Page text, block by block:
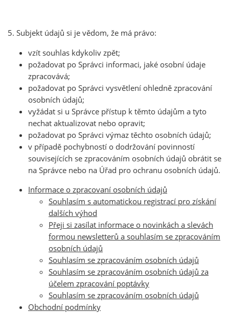
5. Subjekt údajů si je vědom, že má právo:
vzít souhlas kdykoliv zpět;
požadovat po Správci informaci, jaké osobní údaje
zpracovává;
požadovat po Správci vysvětlení ohledně zpracování
osobních údajů;
vyžádat si u Správce přístup k těmto údajům a tyto
nechat aktualizovat nebo opravit;
požadovat po Správci výmaz těchto osobních údajů;
v případě pochybností o dodržování povinností
souvisejících se zpracováním osobních údajů obrátit se
na Správce nebo na Úřad pro ochranu osobních údajů.
Informace o zpracovaní osobních údajů
Souhlasím s automatickou registrací pro získání
dalších výhod
Přeji si zasílat informace o novinkách a slevách
formou newsletterů a souhlasím se zpracováním
osobních údajů
Souhlasím se zpracováním osobních údajů
Souhlasím se zpracováním osobních údajů za
účelem zpracování poptávky
Souhlasím se zpracováním osobních údajů
Obchodní podmínky